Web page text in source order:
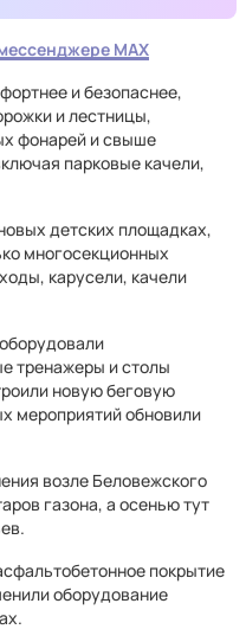
MAX
и безопаснее,
и лестницы,
фонарей и свыше
парковые качели,
детских площадках,
многосекционных
карусели, качели
тренажеры и столы
новую беговую
мероприятий обновили
возле Беловежского
газона, а осенью тут
покрытие
оборудование